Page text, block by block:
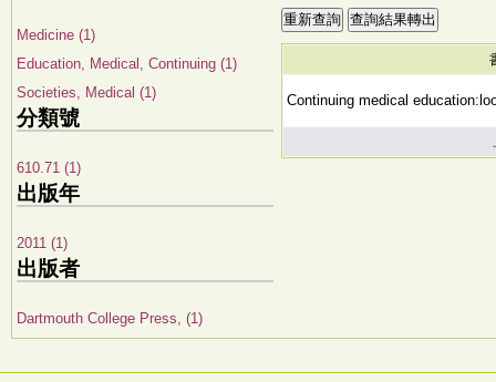
Medicine (1)
Education, Medical, Continuing (1)
Societies, Medical (1)
分類號
610.71 (1)
出版年
2011 (1)
出版者
Dartmouth College Press, (1)
Continuing medical